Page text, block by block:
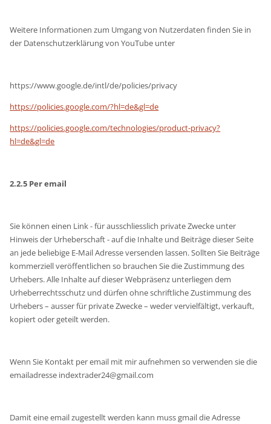
Weitere Informationen zum Umgang von Nutzerdaten finden Sie in
der Datenschutzerklärung von YouTube unter
https://www.google.de/intl/de/policies/privacy
https://policies.google.com/?hl=de&gl=de
https://policies.google.com/technologies/product-privacy?
hl=de&gl=de
2.2.5 Per email
Sie können einen Link - für ausschliesslich private Zwecke unter
Hinweis der Urheberschaft - auf die Inhalte und Beiträge dieser Seite
an jede beliebige E-Mail Adresse versenden lassen. Sollten Sie Beiträge
kommerziell veröffentlichen so brauchen Sie die Zustimmung des
Urhebers. Alle Inhalte auf dieser Webpräsenz unterliegen dem
Urheberrechtsschutz und dürfen ohne schriftliche Zustimmung des
Urhebers – ausser für private Zwecke – weder vervielfältigt, verkauft,
kopiert oder geteilt werden.
Wenn Sie Kontakt per email mit mir aufnehmen so verwenden sie die
emailadresse indextrader24@gmail.com
Damit eine email zugestellt werden kann muss gmail die Adresse